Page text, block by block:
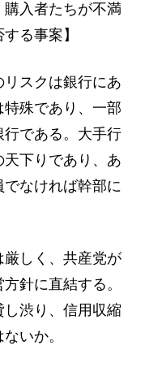
入者たちが不満
る事案】
スクは銀行にあ
殊であり、一部
である。大手行
下りであり、あ
なければ幹部に
しく、共産党が
針に直結する。
渋り、信用収縮
いか。